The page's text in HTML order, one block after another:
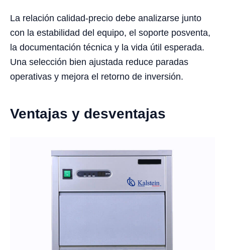
La relación calidad-precio debe analizarse junto
con la estabilidad del equipo, el soporte posventa,
la documentación técnica y la vida útil esperada.
Una selección bien ajustada reduce paradas
operativas y mejora el retorno de inversión.
Ventajas y desventajas